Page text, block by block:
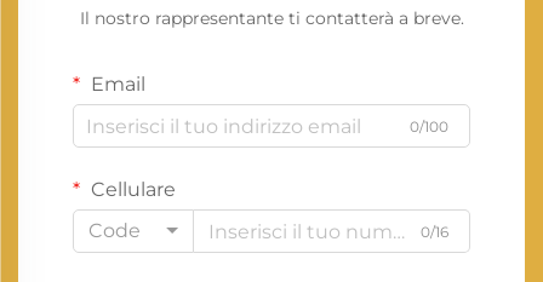
Il nostro rappresentante ti contatterà a breve.
Email
0/100
Cellulare
Code
0/16